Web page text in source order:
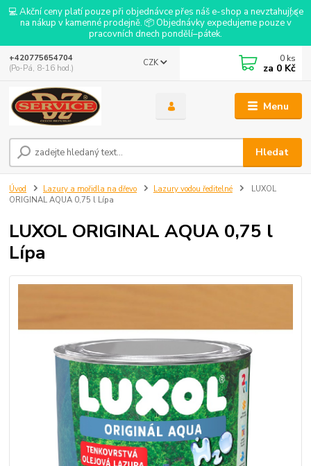
💻 Akční ceny platí pouze při objednávce přes náš e-shop a nevztahují se
na nákup v kamenné prodejně. 📦 Objednávky expedujeme pouze v
pracovních dnech pondělí–pátek.
Menu
CZK
Hledat
+420775654704
(Po-Pá, 8-16 hod.)
0 ks
za 0 Kč
Úvod Lazury a mořidla na dřevo Lazury vodou ředitelné
LUXOL
ORIGINAL AQUA 0,75 l Lípa
LUXOL ORIGINAL AQUA 0,75 l
Lípa